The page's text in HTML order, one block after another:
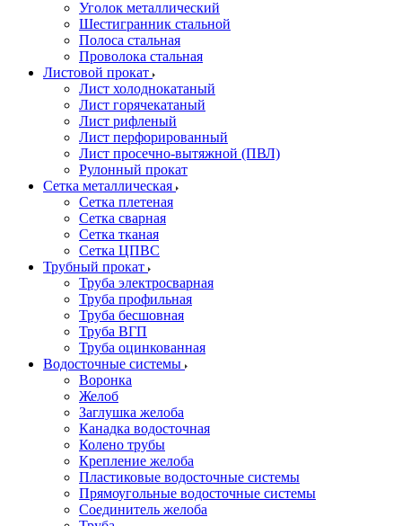
Уголок металлический
Шестигранник стальной
Полоса стальная
Проволока стальная
Листовой прокат
Лист холоднокатаный
Лист горячекатаный
Лист рифленый
Лист перфорированный
Лист просечно-вытяжной (ПВЛ)
Рулонный прокат
Сетка металлическая
Сетка плетеная
Сетка сварная
Сетка тканая
Сетка ЦПВС
Трубный прокат
Труба электросварная
Труба профильная
Труба бесшовная
Труба ВГП
Труба оцинкованная
Водосточные системы
Воронка
Желоб
Заглушка желоба
Канадка водосточная
Колено трубы
Крепление желоба
Пластиковые водосточные системы
Прямоугольные водосточные системы
Соединитель желоба